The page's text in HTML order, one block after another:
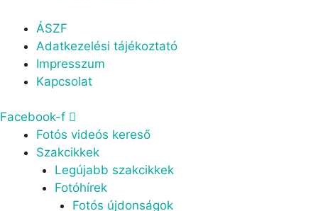
Menu
ÁSZF
Adatkezelési tájékoztató
Impresszum
Kapcsolat
Facebook-f
Menu
Fotós videós kereső
Szakcikkek
Legújabb szakcikkek
Fotóhírek
Fotós újdonságok